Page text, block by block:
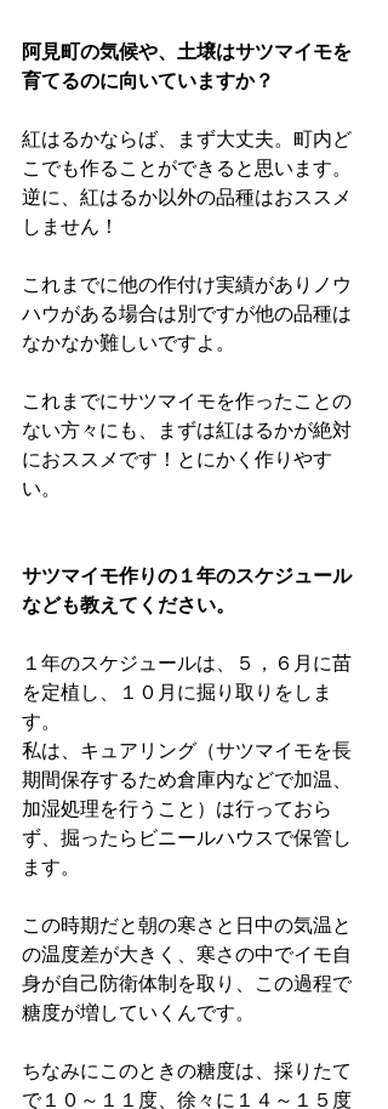
阿見町の気候や、土壌はサツマイモを
育てるのに向いていますか？
紅はるかならば、まず大丈夫。町内ど
こでも作ることができると思います。
逆に、紅はるか以外の品種はおススメ
しません！
これまでに他の作付け実績がありノウ
ハウがある場合は別ですが他の品種は
なかなか難しいですよ。
これまでにサツマイモを作ったことの
ない方々にも、まずは紅はるかが絶対
におススメです！とにかく作りやす
い。
サツマイモ作りの１年のスケジュール
なども教えてください。
１年のスケジュールは、５，６月に苗
を定植し、１０月に掘り取りをしま
す。
私は、キュアリング（サツマイモを長
期間保存するため倉庫内などで加温、
加湿処理を行うこと）は行っておら
ず、掘ったらビニールハウスで保管し
ます。
この時期だと朝の寒さと日中の気温と
の温度差が大きく、寒さの中でイモ自
身が自己防衛体制を取り、この過程で
糖度が増していくんです。
ちなみにこのときの糖度は、採りたて
で１０～１１度、徐々に１４～１５度